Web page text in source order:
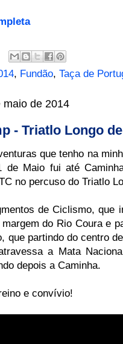
, Fundão, Taça de
maio de 2014
- Triatlo Longo
que tenho na
de Maio fui até
no percuso do Triatlo
de Ciclismo, que
do Rio Coura e
que partindo do centro
a Mata
depois a Caminha.
e convívio!